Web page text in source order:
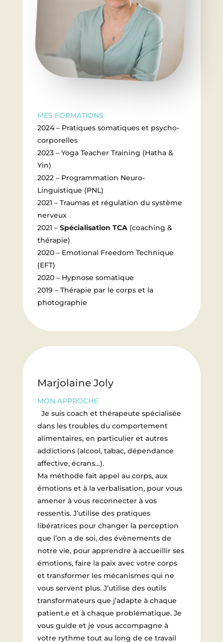
MES FORMATIONS
2024 – Pratiques somatiques et psycho-
corporelles
2023 – Yoga Teacher Training (Hatha &
Yin)
2022 – Programmation Neuro-
Linguistique (PNL)
2021 – Traumas et régulation du système
nerveux
2021 – Spécialisation TCA(coaching &
thérapie)
2020 – Emotional Freedom Technique
(EFT)
2020 – Hypnose somatique
2019 – Thérapie par le corps et la
photographie
Marjolaine Joly
MON APPROCHE
Je suis coach et thérapeute spécialisée
dans les troubles du comportement
alimentaires, en particulier et autres
addictions (alcool, tabac, dépendance
affective, écrans…).
Ma méthode fait appel au corps, aux
émotions et à la verbalisation, pour vous
amener à vous reconnecter à vos
ressentis. J’utilise des pratiques
libératrices pour changer la perception
que l’on a de soi, des évènements de
notre vie, pour apprendre à accueillir ses
émotions, faire la paix avec votre corps
et transformer les mécanismes qui ne
vous servent plus. J’utilise des outils
transformateurs que j’adapte à chaque
patient.e et à chaque problématique. Je
vous guide et je vous accompagne à
votre rythme tout au long de ce travail